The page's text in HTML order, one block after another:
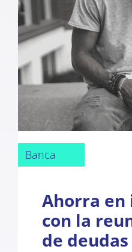
Banca
Ahorra en
con la
de deudas